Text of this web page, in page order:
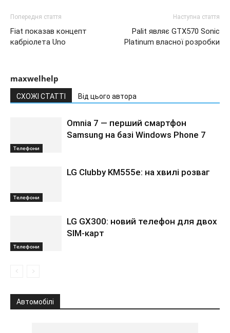
Попередня стаття
Fiat показав концепт
кабріолета Uno
Наступна стаття
Palit являє GTX570 Sonic
Platinum власної розробки
maxwelhelp
СХОЖІ СТАТТІ Від цього автора
Телефони
Omnia 7 — перший смартфон
Samsung на базі Windows Phone 7
Телефони
LG Clubby KM555e: на хвилі розваг
Телефони
LG GX300: новий телефон для двох
SIM-карт
Автомобілі